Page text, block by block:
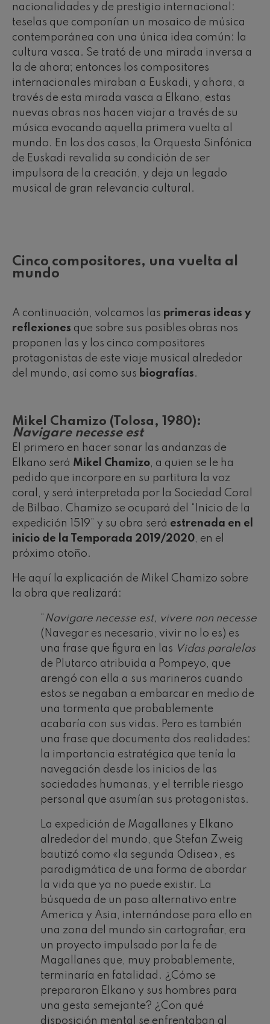
nacionalidades y de prestigio internacional:
teselas que componían un mosaico de música
contemporánea con una única idea común: la
cultura vasca. Se trató de una mirada inversa a
la de ahora; entonces los compositores
internacionales miraban a Euskadi, y ahora, a
través de esta mirada vasca a Elkano, estas
nuevas obras nos hacen viajar a través de su
música evocando aquella primera vuelta al
mundo. En los dos casos, la Orquesta Sinfónica
de Euskadi revalida su condición de ser
impulsora de la creación, y deja un legado
musical de gran relevancia cultural.
Cinco compositores, una vuelta al
mundo
A continuación, volcamos las primeras ideas y
reflexiones que sobre sus posibles obras nos
proponen las y los cinco compositores
protagonistas de este viaje musical alrededor
del mundo, así como sus biografías.
Mikel Chamizo (Tolosa, 1980):
Navigare necesse est
El primero en hacer sonar las andanzas de
Elkano será Mikel Chamizo , a quien se le ha
pedido que incorpore en su partitura la voz
coral, y será interpretada por la Sociedad Coral
de Bilbao. Chamizo se ocupará del “Inicio de la
expedición 1519” y su obra será estrenada en el
inicio de la Temporada 2019/2020 , en el
próximo otoño.
He aquí la explicación de Mikel Chamizo sobre
la obra que realizará:
“ Navigare necesse est, vivere non necesse
(Navegar es necesario, vivir no lo es) es
una frase que figura en las Vidas paralelas
de Plutarco atribuida a Pompeyo, que
arengó con ella a sus marineros cuando
estos se negaban a embarcar en medio de
una tormenta que probablemente
acabaría con sus vidas. Pero es también
una frase que documenta dos realidades:
la importancia estratégica que tenía la
navegación desde los inicios de las
sociedades humanas, y el terrible riesgo
personal que asumían sus protagonistas.
La expedición de Magallanes y Elkano
alrededor del mundo, que Stefan Zweig
bautizó como «la segunda Odisea», es
paradigmática de una forma de abordar
la vida que ya no puede existir. La
búsqueda de un paso alternativo entre
America y Asia, internándose para ello en
una zona del mundo sin cartografiar, era
un proyecto impulsado por la fe de
Magallanes que, muy probablemente,
terminaría en fatalidad. ¿Cómo se
prepararon Elkano y sus hombres para
una gesta semejante? ¿Con qué
disposición mental se enfrentaban al